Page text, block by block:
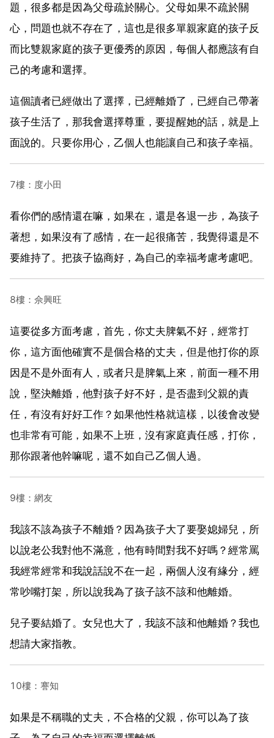
題，很多都是因為父母疏於關心。父母如果不疏於關
心，問題也就不存在了，這也是很多單親家庭的孩子反
而比雙親家庭的孩子更優秀的原因，每個人都應該有自
己的考慮和選擇。
這個讀者已經做出了選擇，已經離婚了，已經自己帶著
孩子生活了，那我會選擇尊重，要提醒她的話，就是上
面說的。只要你用心，乙個人也能讓自己和孩子幸福。
7樓：度小田
看你們的感情還在嘛，如果在，還是各退一步，為孩子
著想，如果沒有了感情，在一起很痛苦，我覺得還是不
要維持了。把孩子協商好，為自己的幸福考慮考慮吧。
8樓：佘興旺
這要從多方面考慮，首先，你丈夫脾氣不好，經常打
你，這方面他確實不是個合格的丈夫，但是他打你的原
因是不是外面有人，或者只是脾氣上來，前面一種不用
說，堅決離婚，他對孩子好不好，是否盡到父親的責
任，有沒有好好工作？如果他性格就這樣，以後會改變
也非常有可能，如果不上班，沒有家庭責任感，打你，
那你跟著他幹嘛呢，還不如自己乙個人過。
9樓：網友
我該不該為孩子不離婚？因為孩子大了要娶媳婦兒，所
以說老公我對他不滿意，他有時間對我不好嗎？經常罵
我經常經常和我說話說不在一起，兩個人沒有緣分，經
常吵嘴打架，所以說我為了孩子該不該和他離婚。
兒子要結婚了。女兒也大了，我該不該和他離婚？我也
想請大家指教。
10樓：謇知
如果是不稱職的丈夫，不合格的父親，你可以為了孩